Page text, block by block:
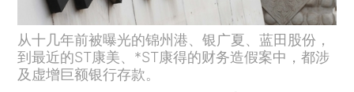
从十几年前被曝光的锦州港、银广夏、蓝田股份，
到最近的ST康美、*ST康得的财务造假案中，都涉
及虚增巨额银行存款。